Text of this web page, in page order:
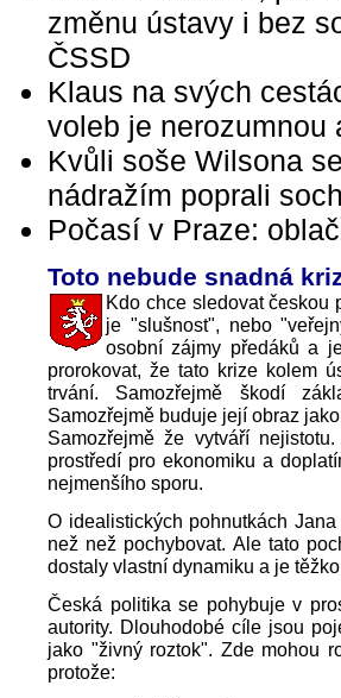
změnu ústavy i bez
ČSSD
Klaus na svých
voleb je nerozumnou
Kvůli soše Wilsona
nádražím poprali
Počasí v Praze:
Toto nebude snadná
Kdo chce sledovat českou
je "slušnost", nebo
osobní zájmy předáků a
prorokovat, že tato krize kolem
trvání. Samozřejmě škodí
Samozřejmě buduje její obraz
Samozřejmě že vytváří
prostředí pro ekonomiku a
nejmenšího sporu.
O idealistických pohnutkách
než než pochybovat. Ale tato
dostaly vlastní dynamiku a je
Česká politika se pohybuje v
autority. Dlouhodobé cíle jsou
jako "živný roztok". Zde mohou
protože: